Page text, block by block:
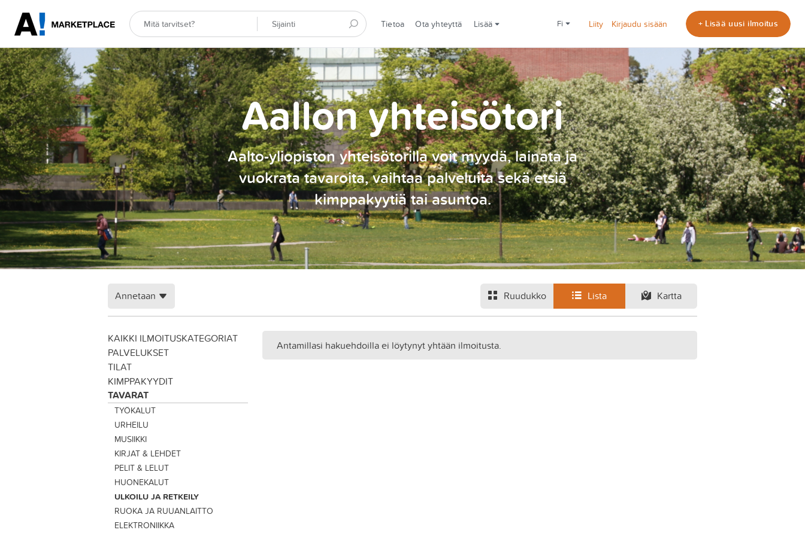
Tietoa Ota yhteyttä Lisää fi Liity Kirjaudu sisään + Lisää uusi ilmoitus
Aallon yhteisötori
Aalto-yliopiston yhteisötorilla voit myydä, lainata ja
vuokrata tavaroita, vaihtaa palveluita sekä etsiä
kimppakyytiä tai asuntoa.
Ruudukko Lista Kartta
Annetaan
KAIKKI ILMOITUSKATEGORIAT
PALVELUKSET
TILAT
KIMPPAKYYDIT
TAVARAT
TYÖKALUT
URHEILU
MUSIIKKI
KIRJAT & LEHDET
PELIT & LELUT
HUONEKALUT
ULKOILU JA RETKEILY
RUOKA JA RUUANLAITTO
ELEKTRONIIKKA
Antamillasi hakuehdoilla ei löytynyt yhtään ilmoitusta.